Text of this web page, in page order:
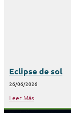
Eclipse de sol
26/06/2026
Leer Más